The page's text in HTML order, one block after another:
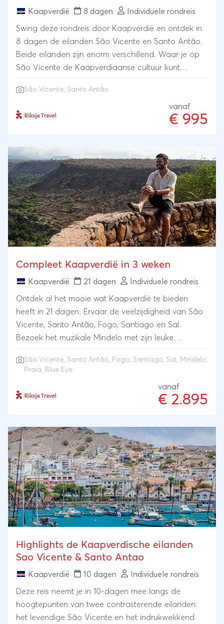
Kaapverdië 8 dagen Individuele rondreis
Swing deze rondreis door Kaapverdië en ontdek in
8 dagen de eilanden São Vicente en Santo Antão.
Beide eilanden zijn enorm verschillend. Waar je op
São Vicente de Kaapverdiaanse cultuur kunt
gezellige straatjes, is Santo Antão bergachtig en
ongerept. Wandel tussen de enorme bergpieken
langs schattige huisjes en neem een verfrissende
zeeschildpadden maakt je reis helemaal compleet.
São Vicente, Santo Antão
vanaf
€ 995
Compleet Kaapverdië in 3 weken
Kaapverdië 21 dagen Individuele rondreis
Ontdek al het mooie wat Kaapverdië te bieden
heeft in 21 dagen. Ervaar de veelzijdigheid van São
Vicente, Santo Antão, Fogo, Santiago en Sal.
Bezoek het muzikale Mindelo met zijn leuke
met zijn bergen en watervallen. Leer meer over het
vulkaan. Bezoek de zoutmijn en de Blue Eye op Sal,
ontmoet citroenhaaien en ontspan op de witte
privéchauffeur.
São Vicente, Santo Antão, Fogo, Santiago, Sal, Mindelo,
Praia, Blue Eye
vanaf
€ 2.895
Highlights de Kaapverdische eilanden
Sao Vicente & Santo Antao
Kaapverdië 10 dagen Individuele rondreis
Deze reis neemt je in 10-dagen mee langs de
hoogtepunten van twee contrasterende eilanden:
het levendige São Vicente en het indrukwekkend